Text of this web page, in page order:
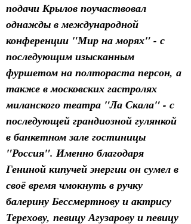
подачи Крылов поучаствовал
однажды в международной
конференции "Мир на морях" - с
последующим изысканным
фуршетом на полтораста персон, а
также в московских гастролях
миланского театра "Ла Скала" - с
последующей грандиозной гулянкой
в банкетном зале гостиницы
"Россия". Именно благодаря
Гениной кипучей энергии он сумел в
своё время чмокнуть в ручку
балерину Бессмертнову и актрису
Терехову, певицу Агузарову и певицу